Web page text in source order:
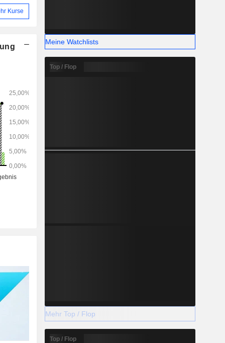
Kurse
Meine Watchlists
Top / Flop
Mehr Top / Flop
Top / Flop